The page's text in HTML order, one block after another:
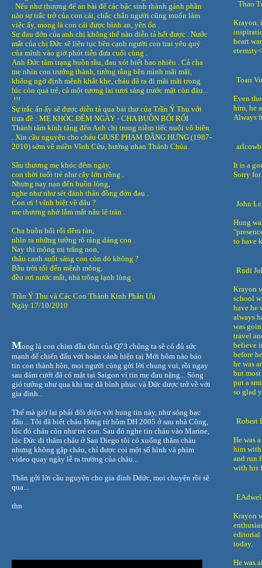
. Nếu như thượng đế an bài để các bậc sinh thành gánh phần
nào sự trắc trở của con cái, chắc chắn người cũng muốn làm
việc ấy, mong là con cái được bình an, yên ổn .
Sự đau đớn của anh chị không thể nào diễn tả hết được . Nước
mắt của chị Đức sẽ liên tục bên cạnh người con trai yêu quý
của mình vào giờ phút tiễn đưa cuối cùng .
Anh Đức tâm trạng buồn rầu, đau xót biết bao nhiêu . Cả cha
mẹ nhìn con trưởng thành, tưởng rằng bên mình mãi mãi,
không ngờ định mệnh khắt khe, cháu đã ra đi mãi mãi trong
lúc còn quá trẻ, cả một tương lai tươi sáng trước mặt còn đâu...
.!!!
Sự trắc ẩn ấy sẽ được diễn tả qua bài thơ của Trần Ý Thu với
ttựa đề : MẸ KHÓC ĐÊM NGÀY - CHA BUỒN BỐI RỐI
Thành tâm kính tặng đến Anh chị trong niềm tiếc nuối vô biên
. Xin cầu nguyện cho cháu GIUSE PHẠM ĐĂNG HƯNG (1987-
2010) sớm về miền Vĩnh Cửu, hưởng nhan Thánh Chúa .
Sầu thương mẹ khóc đêm ngày,
con thời tuổi trẻ như cây lớn trồng .
Nhưng nay nạn đến buồn lòng,
nghe như như sét đánh thân đồng đớn đau .
Con ơi ! vĩnh biệt về đâu ?
mẹ thương nhớ lắm mắt nâu lệ tràn .
Cha buồn bối rối đêm tàn,
nhìn ra những tưởng rõ ràng dáng con .
Nay thì mộng mị trăng non,
thâu canh suốt sáng con còn đó không ?
Bầu trời tối đến mênh mông,
đều rơi nước mắt, nhà trông lạnh lùng .
Trần Ý Thu và Các Con Thành Kính Phân Ưụ
Ngày 17/10/2010
Mong là con chim đầu đàn của Q73 chúng ta sẽ có đủ sức
mạnh để chiến đấu với hoàn cảnh hiện tạị Mới hôm nào báo
tin con thành hôn, mọi người cùng gởi lời chung vui, rồi ngay
sau đám cưới đã có mặt tại Saigon vì tin mẹ đau nặng... Sóng
gió tưởng như qua khi mẹ đã bình phục và Đức được trở về với
gia đình...
Thế mà giờ lại phải đối diện với hung tin này, như sóng bạc
đầu... Tôi đã biết cháu Hưng từ hôm DH 2005 ở sau nhà Công,
lúc đó cháu còn như trẻ con. Sau đó nghe tin cháu vào Marine,
lúc Đức đi thăm cháu ở San Diego tôi có xuống thăm cháu
nhưng không gặp cháu, chỉ được coi một số hình và phim
video quay ngày lễ ra trường của cháu...
Thân gởi lời cầu nguyện cho gia đình Ddức, mọi chuyện rồi sẽ
qua...
thn
Thao
Krayon,
heart
Toan
Even
him, he
Always
It is a
Sorry
John
Hung
to have
Rudi
Krayon
school
have he
always
was
travel
believe
before
he was
but
put a
so glad
Robert
He was
him with
and run
with his
Krayon
editorial
today.
He was